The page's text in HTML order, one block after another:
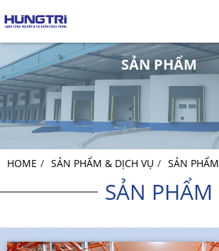
SẢN PHẨM
HOME SẢN PHẨM & DỊCH VỤ SẢN PHẨM
SẢN PHẨM